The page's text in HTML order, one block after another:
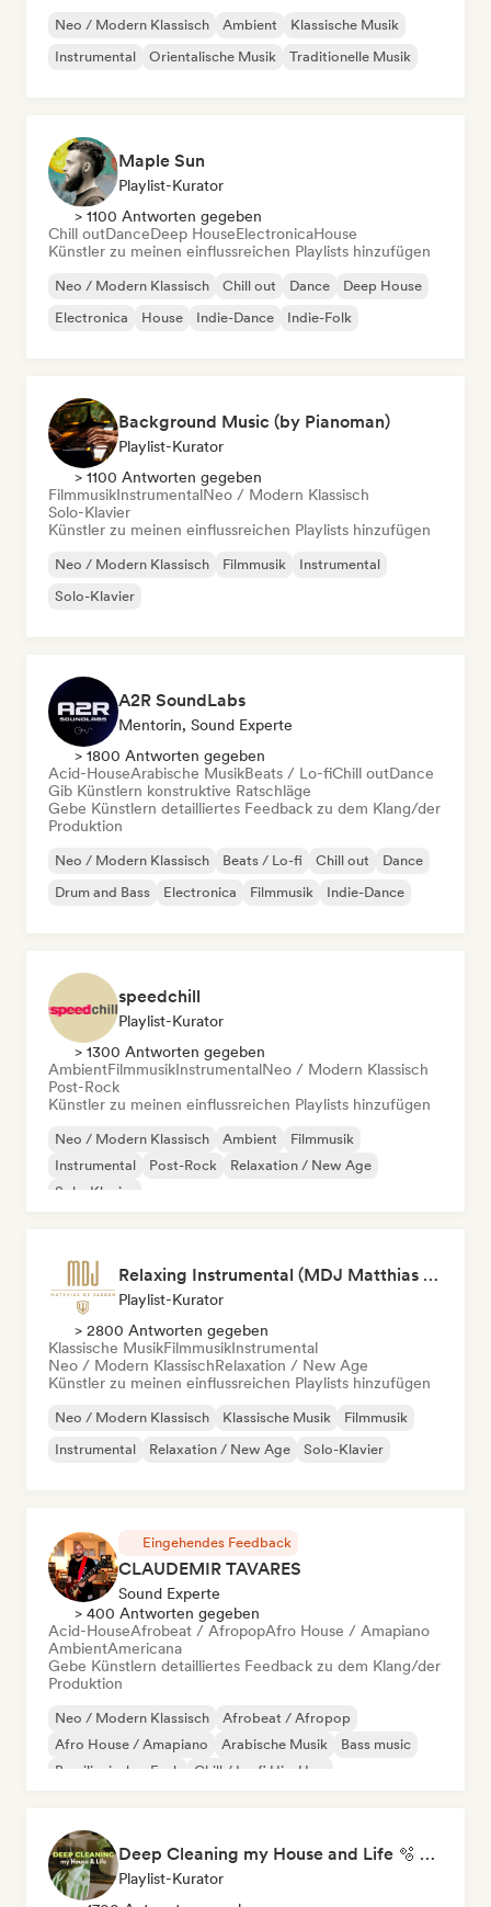
Neo / Modern Klassisch Ambient
Klassische Musik
Instrumental
Orientalische Musik Traditionelle Musik
Maple Sun
Playlist-Kurator
> 1100 Antworten gegeben
Chill outDanceDeep HouseElectronicaHouse
Künstler zu meinen einflussreichen Playlists hinzufügen
Neo / Modern Klassisch Chill out Dance
Deep House
Electronica
House Indie-Dance Indie-Folk
Background Music (by Pianoman)
Playlist-Kurator
> 1100 Antworten gegeben
FilmmusikInstrumentalNeo / Modern Klassisch
Solo-Klavier
Künstler zu meinen einflussreichen Playlists hinzufügen
Neo / Modern Klassisch Filmmusik
Instrumental
Solo-Klavier
A2R SoundLabs
Mentorin, Sound Experte
> 1800 Antworten gegeben
Acid-HouseArabische MusikBeats / Lo-fiChill outDance
Gib Künstlern konstruktive Ratschläge
Gebe Künstlern detailliertes Feedback zu dem Klang/der
Produktion
Neo / Modern Klassisch Beats / Lo-fi Chill out
Dance
Drum and Bass
Electronica Filmmusik Indie-Dance
speedchill
Playlist-Kurator
> 1300 Antworten gegeben
AmbientFilmmusikInstrumentalNeo / Modern Klassisch
Post-Rock
Künstler zu meinen einflussreichen Playlists hinzufügen
Neo / Modern Klassisch Ambient
Filmmusik
Instrumental
Post-Rock
Relaxation / New Age
Solo-Klavier
Relaxing Instrumental (MDJ Matthias De Jaeger)
Playlist-Kurator
> 2800 Antworten gegeben
Klassische MusikFilmmusikInstrumental
Neo / Modern KlassischRelaxation / New Age
Künstler zu meinen einflussreichen Playlists hinzufügen
Neo / Modern Klassisch Klassische Musik
Filmmusik
Instrumental
Relaxation / New Age Solo-Klavier
Eingehendes Feedback
CLAUDEMIR TAVARES
Sound Experte
> 400 Antworten gegeben
Acid-HouseAfrobeat / AfropopAfro House / Amapiano
AmbientAmericana
Gebe Künstlern detailliertes Feedback zu dem Klang/der
Produktion
Neo / Modern Klassisch
Afrobeat / Afropop
Afro House / Amapiano
Arabische Musik
Bass music
Brasilianischer Funk
Chill / Lo-fi Hip-Hop
Deep Cleaning my House and Life 🫧 Bedroom Pop & Indie Pop
Playlist-Kurator